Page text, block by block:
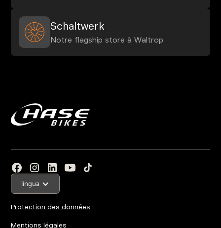
Schaltwerk
Notre flagship store à Waltrop
lingua
Protection des données
Mentions légales